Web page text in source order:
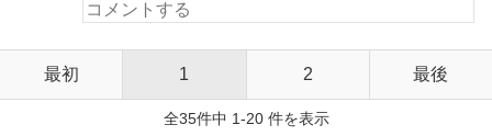
最初 1 2 最後
全35件中 1-20 件を表示